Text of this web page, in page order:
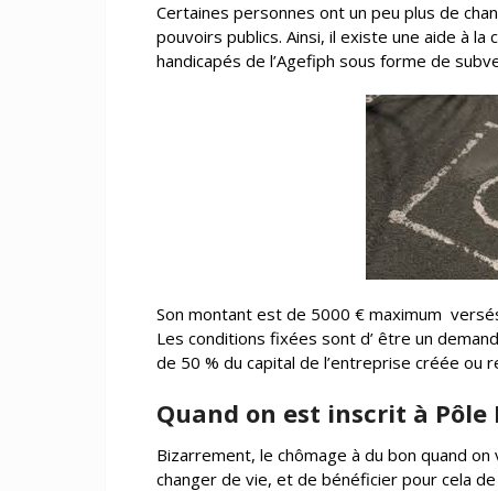
Certaines personnes ont un peu plus de
pouvoirs publics. Ainsi, il existe une aide à
handicapés de l’Agefiph sous forme de
Son montant est de 5000 € maximum
Les conditions fixées sont d’ être un
de 50 % du capital de l’entreprise créée ou
Quand on est inscrit à Pôle
Bizarrement, le chômage à du bon quand
changer de vie, et de bénéficier pour cela